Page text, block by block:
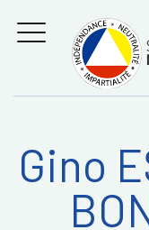
Régler les
entre
la
MENU
Recherche
sur:
Gino